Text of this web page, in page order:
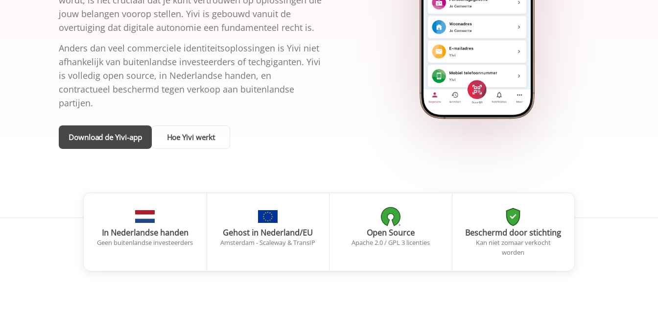
jouw belangen voorop stellen. Yivi is gebouwd vanuit de
overtuiging dat digitale autonomie een fundamenteel recht is.
Anders dan veel commerciele identiteitsoplossingen is Yivi niet
afhankelijk van buitenlandse investeerders of techgiganten. Yivi
is volledig open source, in Nederlandse handen, en
contractueel beschermd tegen verkoop aan buitenlandse
partijen.
Download de Yivi-app Hoe Yivi werkt
In Nederlandse handen
Geen buitenlandse investeerders
Gehost in Nederland/EU
Amsterdam - Scaleway & TransIP
Open Source
Apache 2.0 / GPL 3 licenties
Beschermd door stichting
Kan niet zomaar verkocht
worden